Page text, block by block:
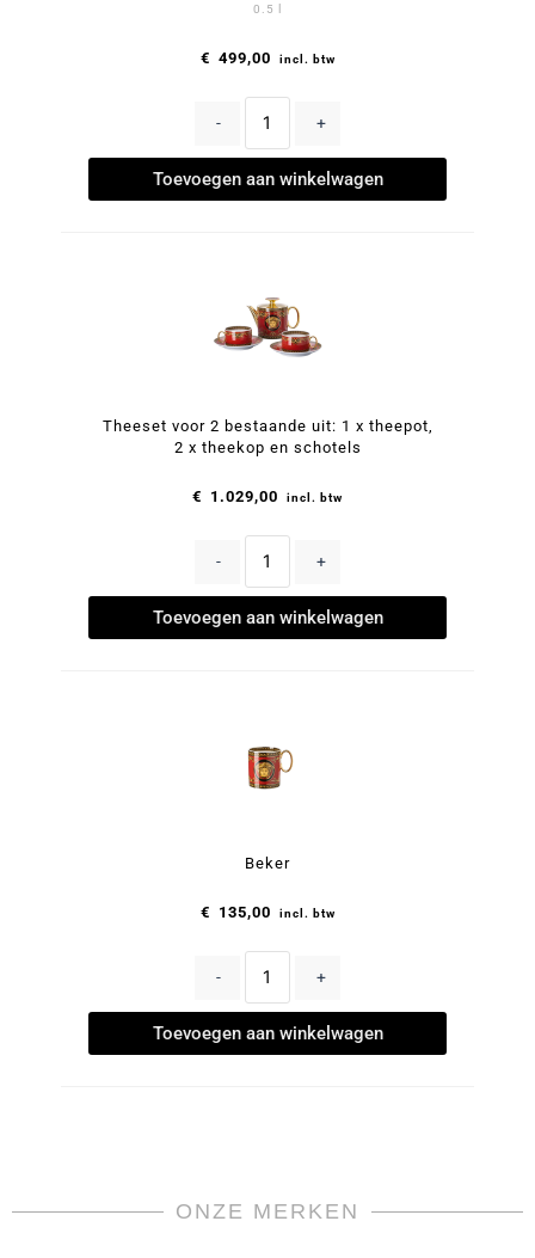
0.5 l
€ 499,00 incl. btw
- +
Toevoegen aan winkelwagen
Theeset voor 2 bestaande uit: 1 x theepot,
2 x theekop en schotels
€ 1.029,00 incl. btw
- +
Toevoegen aan winkelwagen
Beker
€ 135,00 incl. btw
- +
Toevoegen aan winkelwagen
ONZE MERKEN